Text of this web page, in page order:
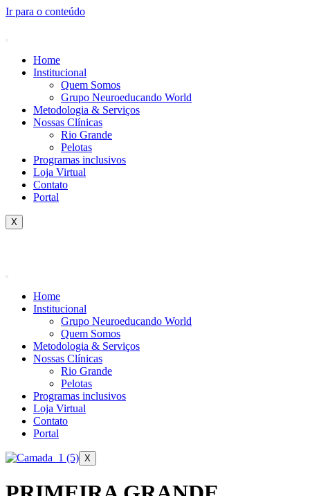
Ir para o conteúdo
Home
Institucional
Quem Somos
Grupo Neuroeducando World
Metodologia & Serviços
Nossas Clínicas
Rio Grande
Pelotas
Programas inclusivos
Loja Virtual
Contato
Portal
X
Home
Institucional
Grupo Neuroeducando World
Quem Somos
Metodologia & Serviços
Nossas Clínicas
Rio Grande
Pelotas
Programas inclusivos
Loja Virtual
Contato
Portal
X